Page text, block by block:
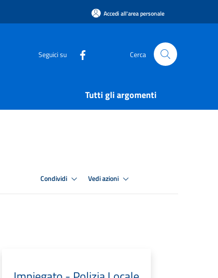
Accedi all'area personale
Seguici su Cerca
Tutti gli argomenti
Condividi Vedi azioni